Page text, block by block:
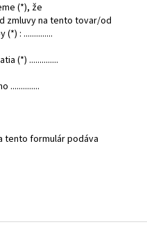
(*), že
zmluvy na tento tovar/od
: ..............
(*) ..............
..............
tento formulár podáva